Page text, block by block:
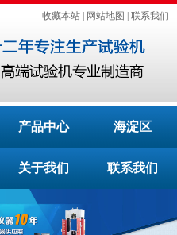
收藏本站 网站地图 联系我们
产品中心 海淀区
关于我们 联系我们